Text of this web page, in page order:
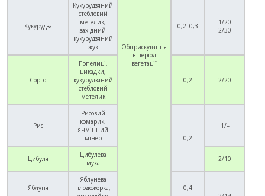
Обприскування
в період
вегетації
Кукурудза
Кукурудзяний
стебловий
метелик,
західний
кукурудзяний
жук
0,2–0,3
1/20
2/30
Сорго
Попелиці,
цикадки,
кукурудзяний
стебловий
метелик
0,2 2/20
Рис
Рисовий
комарик,
ячмінний
мінер
0,2
1/–
Цибуля
Цибулева
муха
2/10
Яблуня
Яблунева
плодожерка,
0,4